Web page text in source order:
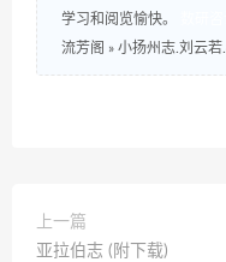
学习和阅览愉快。
流芳阁 » 小扬州志.刘云
上一篇
亚拉伯志 (附下载)